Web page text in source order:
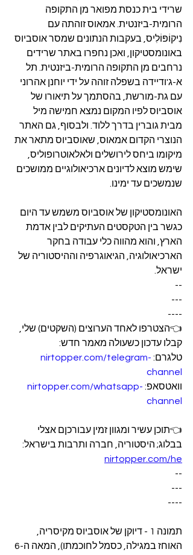
שרידי בית כנסת מפואר מן התקופה
הרומית-ביזנטית. אמאוס זוהתה עם
נִיקוֹפּוֹלִיס, בעקבות הנתונים שמסר אוסביוס
באונומסטיקון, ואכן נחפרו באתר שרידים
נרחבים מן התקופה הרומית-ביזנטית. תל
א-ג'ודיידה בשפלה זוהה על ידי יוחנן אהרוני
עם גת-מורשת, בהסתמך על תיאורו של
אוסביוס לפיו המקום נמצא חמישה מיל
מבית גוברין בדרך ללוד. ולבסוף, גם האתר
הנוצרי הקדום אמאוס, שאוסביוס מתאר את
מיקומו ביחס לירושלים ולאלאוטרופוליס,
שימש מוצא לדיונים ארכיאולוגיים ממושכים
שנמשכים עד ימינו.
האונומסטיקון של אוסביוס משמש עד היום
כגשר בין הטקסטים העתיקים לבין אדמת
הארץ, והוא מהווה כלי עבודה בחקר
הארכיאולוגיה, הגיאוגרפיה וההיסטוריה של
ישראל.
--
---
----
👈הצטרפו לאחד הערוצים (השקטים) שלי,
קבלו עדכון כשעולה מאמר חדש:
טלגרם: nirtopper.com/telegram-
channel
וואטסאפ: nirtopper.com/whatsapp-
channel
👈תוכן עשיר ומגוון זמין עבורכןם אצלי
בבלוג; היסטוריה, חברה ותרבות בישראל:
nirtopper.com/he
--
---
----
תמונה 1 - דיוקן של אוסביוס מקיסריה,